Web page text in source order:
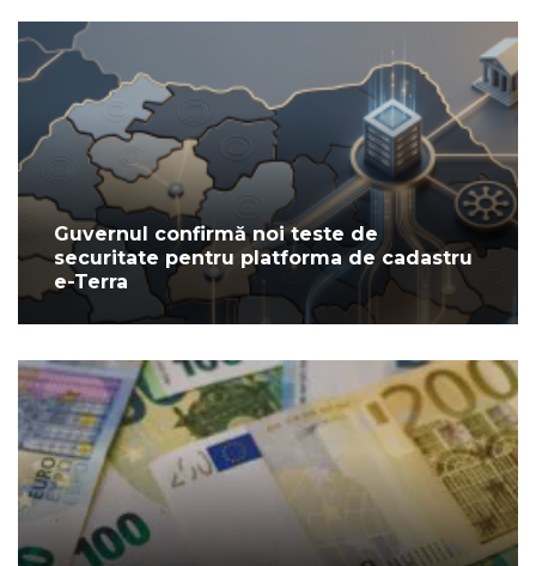
Guvernul confirmă noi teste de
securitate pentru platforma de cadastru
e-Terra